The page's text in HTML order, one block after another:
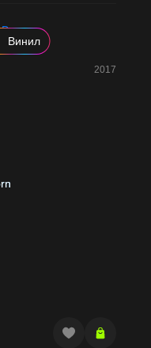
Винил
2017